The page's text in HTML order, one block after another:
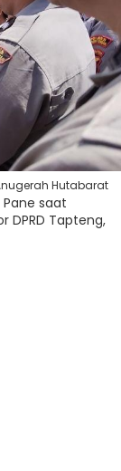
Hutabarat
Pane saat
DPRD Tapteng,